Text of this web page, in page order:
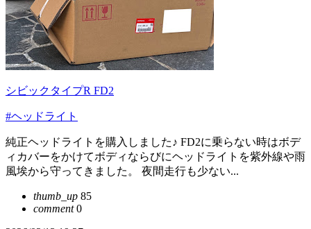
シビックタイプR FD2
#ヘッドライト
純正ヘッドライトを購入しました♪ FD2に乗らない時はボデ
ィカバーをかけてボディならびにヘッドライトを紫外線や雨
風埃から守ってきました。 夜間走行も少ない...
thumb_up 85
comment0